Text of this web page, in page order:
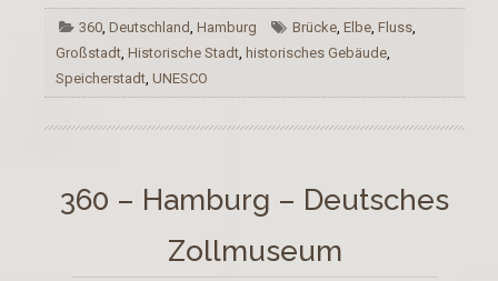
360,Deutschland,Hamburg Brücke, Elbe, Fluss,
Großstadt, Historische Stadt, historisches Gebäude,
Speicherstadt, UNESCO
360 – Hamburg – Deutsches
Zollmuseum